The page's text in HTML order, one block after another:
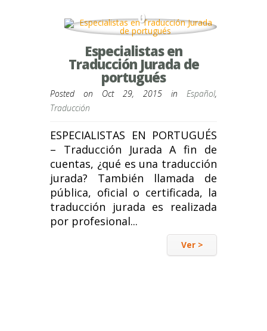
0
Especialistas en
Traducción Jurada de
portugués
Posted on Oct 29, 2015 in Español,
Traducción
ESPECIALISTAS EN PORTUGUÉS
– Traducción Jurada A fin de
cuentas, ¿qué es una traducción
jurada? También llamada de
pública, oficial o certificada, la
traducción jurada es realizada
por profesional...
Ver >